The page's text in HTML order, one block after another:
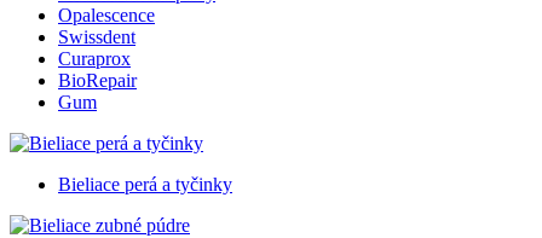
Opalescence
Swissdent
Curaprox
BioRepair
Gum
Bieliace perá a tyčinky